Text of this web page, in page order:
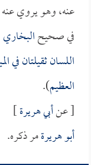
عنه، وهو يروي
في صحيحالبخاري
اللسان ثقيلتان في
العظيم).
[ عنأبي هريرة]
أبو هريرةمر ذكره.